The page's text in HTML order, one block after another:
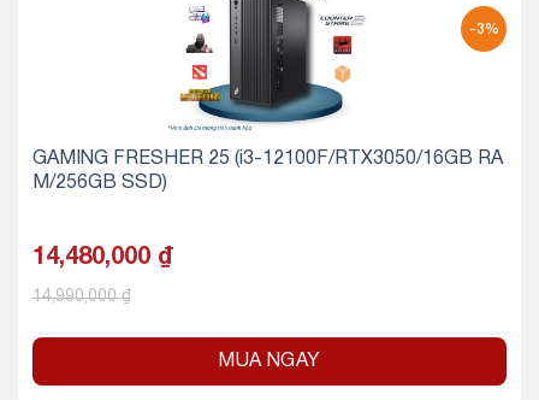
-3%
GAMING FRESHER 25 (i3-12100F/RTX3050/16GB RA
M/256GB SSD)
14,480,000 ₫
14,990,000₫
MUA NGAY